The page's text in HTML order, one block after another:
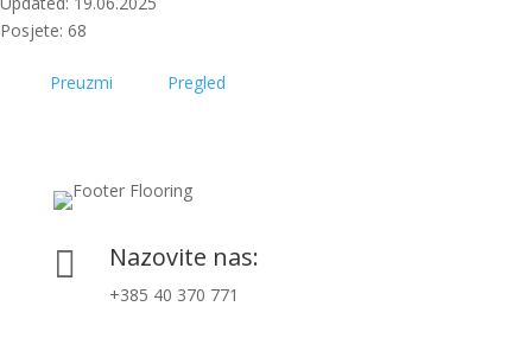
Posjete: 68
Preuzmi Pregled
 Nazovite nas:
+385 40 370 771